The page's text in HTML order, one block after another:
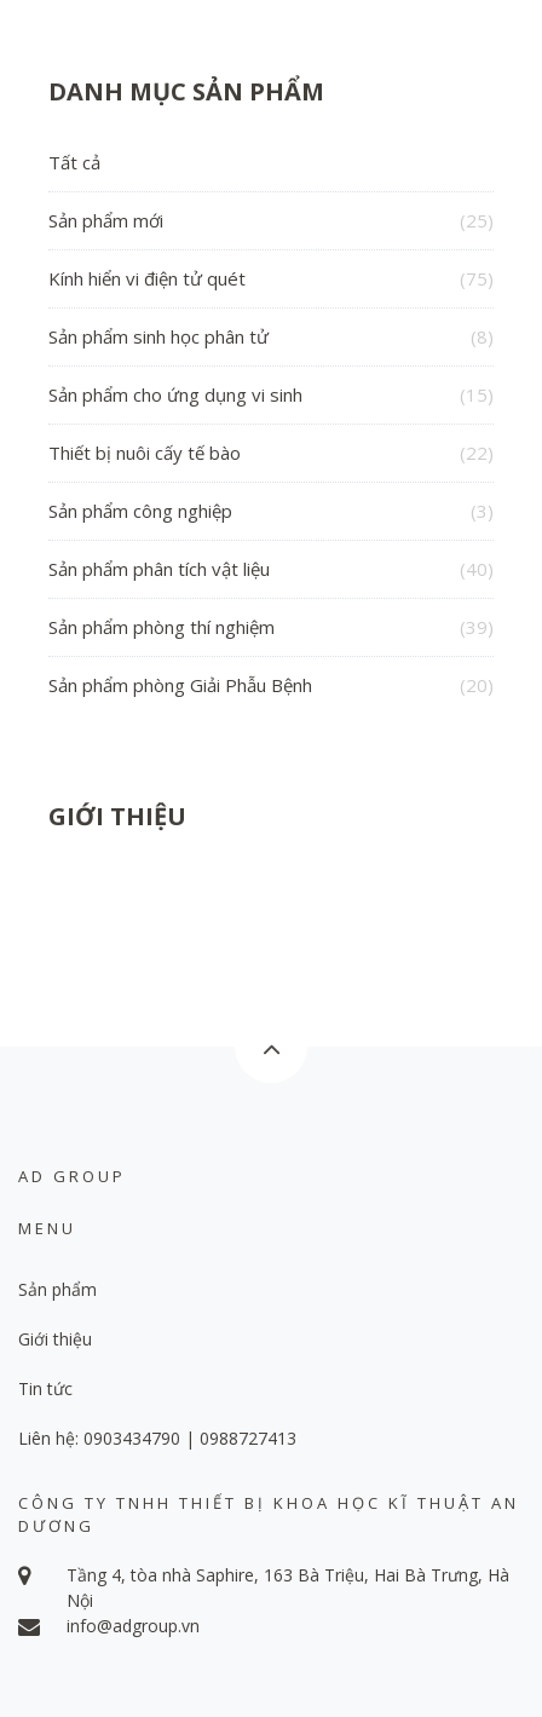
DANH MỤC SẢN PHẨM
Tất cả
Sản phẩm mới (25)
Kính hiển vi điện tử quét (75)
Sản phẩm sinh học phân tử (8)
Sản phẩm cho ứng dụng vi sinh (15)
Thiết bị nuôi cấy tế bào (22)
Sản phẩm công nghiệp (3)
Sản phẩm phân tích vật liệu (40)
Sản phẩm phòng thí nghiệm (39)
Sản phẩm phòng Giải Phẫu Bệnh (20)
GIỚI THIỆU
AD GROUP
MENU
Sản phẩm
Giới thiệu
Tin tức
Liên hệ: 0903434790 | 0988727413
CÔNG TY TNHH THIẾT BỊ KHOA HỌC KĨ THUẬT AN
DƯƠNG
Tầng 4, tòa nhà Saphire, 163 Bà Triệu, Hai Bà Trưng, Hà
Nội
info@adgroup.vn